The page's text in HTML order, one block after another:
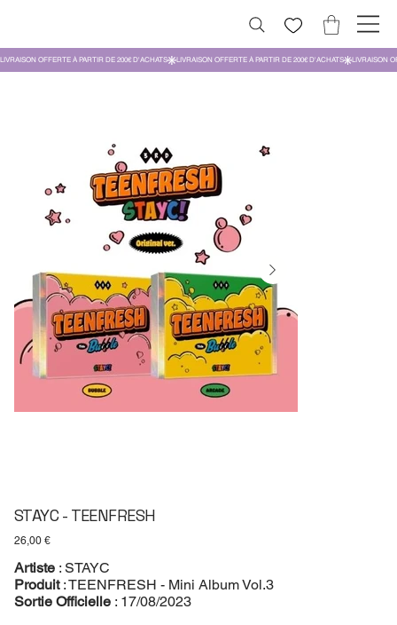
STAYC - TEENFRESH
Prix
26,00 €
Artiste: STAYC
Produit: TEENFRESH - Mini Album Vol.3
Sortie Officielle: 17/08/2023